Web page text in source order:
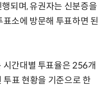
되며, 유권자는 신분증을
소에 방문해 투표하면 된
시간대별 투표율은 256개
표 현황을 기준으로 한